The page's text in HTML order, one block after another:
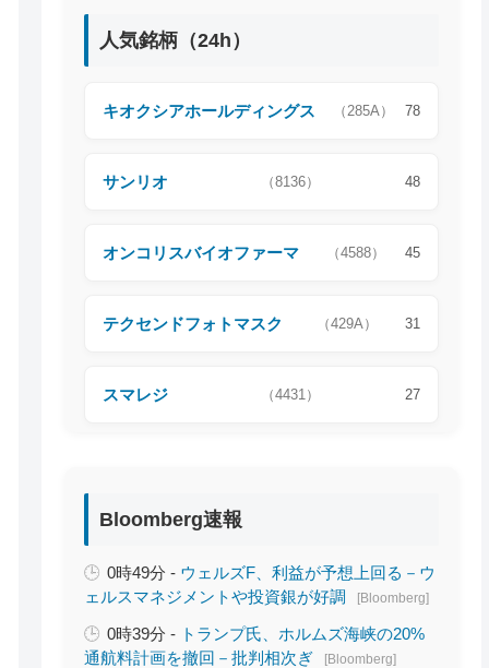
人気銘柄（24h）
キオクシアホールディングス （285A） 78
サンリオ （8136） 48
オンコリスバイオファーマ （4588） 45
テクセンドフォトマスク （429A） 31
スマレジ （4431） 27
Bloomberg速報
0時49分 - ウェルズF、利益が予想上回る－ウ
ェルスマネジメントや投資銀が好調
[Bloomberg]
0時39分 - トランプ氏、ホルムズ海峡の20%
通航料計画を撤回－批判相次ぎ
[Bloomberg]